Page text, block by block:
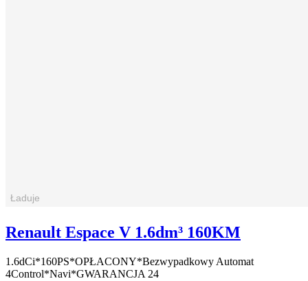
Renault Espace V 1.6dm³ 160KM
1.6dCi*160PS*OPŁACONY*Bezwypadkowy Automat
4Control*Navi*GWARANCJA 24